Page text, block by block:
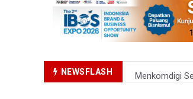
NEWSFLASH
Menkomdigi